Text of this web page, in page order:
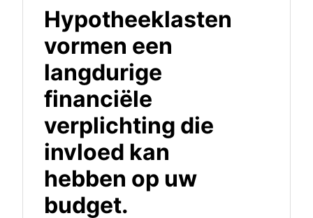
Hypotheeklasten
vormen een
langdurige
financiële
verplichting die
invloed kan
hebben op uw
budget.